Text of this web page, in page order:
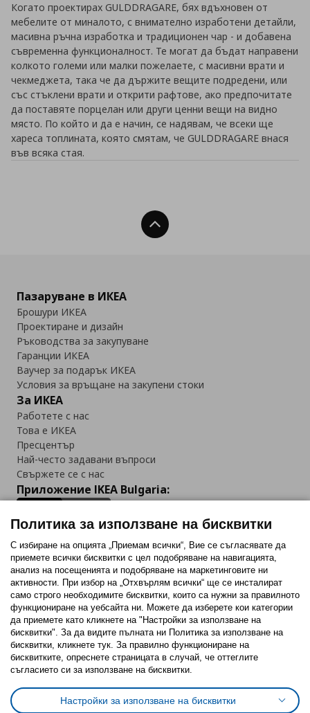
Когато проектирах GULDDRAGARE, бях вдъхновен от
мебелите от миналото, с внимателно изработени детайли,
масивна ръчна изработка и традиционен чар - и добавена
съвременна функционалност. Те могат да бъдат направени
колкото големи или малки пожелаете, с масивни врати и
чекмеджета, така че да държите вещите подредени, или
със стъклени врати и открити рафтове, ако предпочитате
да поставяте порцелан или други ценни вещи на видно
място. По който и да е начин, се надявам, че всеки ще
хареса топлината, която смятам, че GULDDRAGARE внася
във всяка стая.
Нагоре
Пазаруване в ИКЕА
Брошури ИКЕА
Проектиране и дизайн
Ръководства за закупуване
Гаранции ИКЕА
Ваучер за подарък ИКЕА
Условия за връщане на закупени стоки
За ИКЕА
Работете с нас
Това е ИКЕА
Пресцентър
Най-често задавани въпроси
Свържете се с нас
Приложение IKEA Bulgaria:
Последвайте ни:
FacebookTwitterYoutubePinterestInstagram
Политика за използване на бисквитки (Cookies)
Избор на настройки за използване на бисквитки
Условия за ползване на ikea.bgОбща политика за личните данни
Политика за използване на бисквитки
С избиране на опцията „Приемам всички“, Вие се съгласявате да
приемете всички бисквитки с цел подобряване на навигацията,
анализ на посещенията и подобряване на маркетинговите ни
активности. При избор на „Отхвърлям всички“ ще се инсталират
само строго необходимитe бисквитки, които са нужни за правилното
функциониране на уебсайта ни. Можете да изберете кои категории
да приемете като кликнете на "Настройки за използване на
бисквитки". За да видите пълната ни Политика за използване на
бисквитки, кликнете тук. За правилно функциониране на
бисквитките, опреснете страницата в случай, че оттеглите
съгласието си за използване на бисквитки.
Настройки за използване на бисквитки